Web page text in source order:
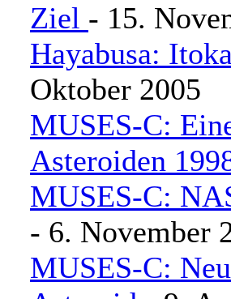
Ziel - 15.
Hayabusa:
Oktober 2005
MUSES-C:
Asteroiden
MUSES-C:
- 6. November
MUSES-C: